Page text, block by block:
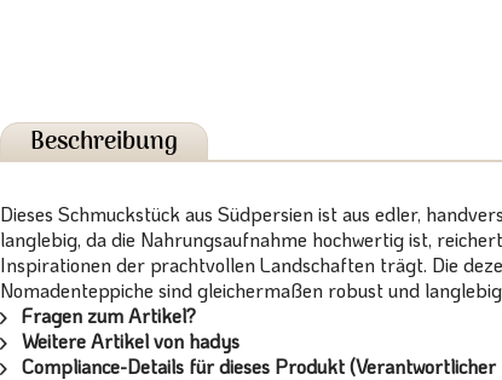
Beschreibung
Dieses Schmuckstück aus Südpersien ist aus edler,
langlebig, da die Nahrungsaufnahme hochwertig ist,
Inspirationen der prachtvollen Landschaften trägt. Die
Nomadenteppiche sind gleichermaßen robust und
Fragen zum Artikel?
Weitere Artikel von hadys
Compliance-Details für dieses Produkt (Verantwortlicher